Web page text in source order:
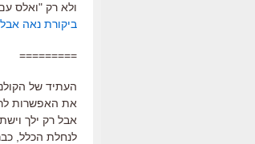
ולא רק "ואלס
ביקורת נאה
=========
את האפשרות
אבל רק ילך
לנחלת הכלל,